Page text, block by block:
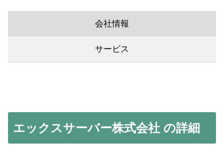
会社情報
サービス
エックスサーバー株式会社 の詳細